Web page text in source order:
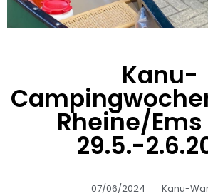
Kanu-
Rheine/
29.5.-
07/06/2024 Kanu-